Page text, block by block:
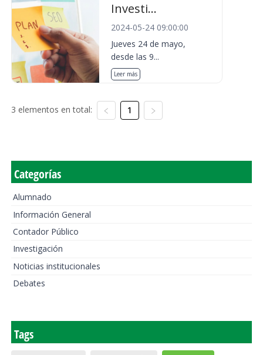
Investi...
2024-05-24 09:00:00
Jueves 24 de mayo,
desde las 9...
Leer más
3 elementos en total: 1
Categorías
Alumnado
Información General
Contador Público
Investigación
Noticias institucionales
Debates
Tags